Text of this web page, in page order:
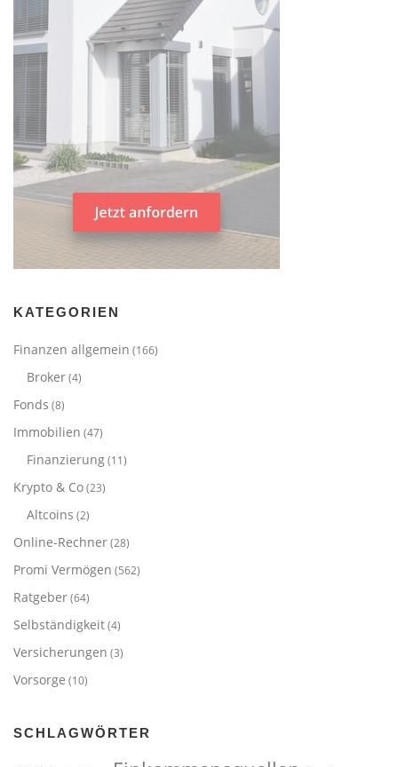
KATEGORIEN
Finanzen allgemein (166)
Broker(4)
Fonds (8)
Immobilien (47)
Finanzierung(11)
Krypto & Co(23)
Altcoins (2)
Online-Rechner(28)
Promi Vermögen (562)
Ratgeber(64)
Selbständigkeit(4)
Versicherungen (3)
Vorsorge (10)
SCHLAGWÖRTER